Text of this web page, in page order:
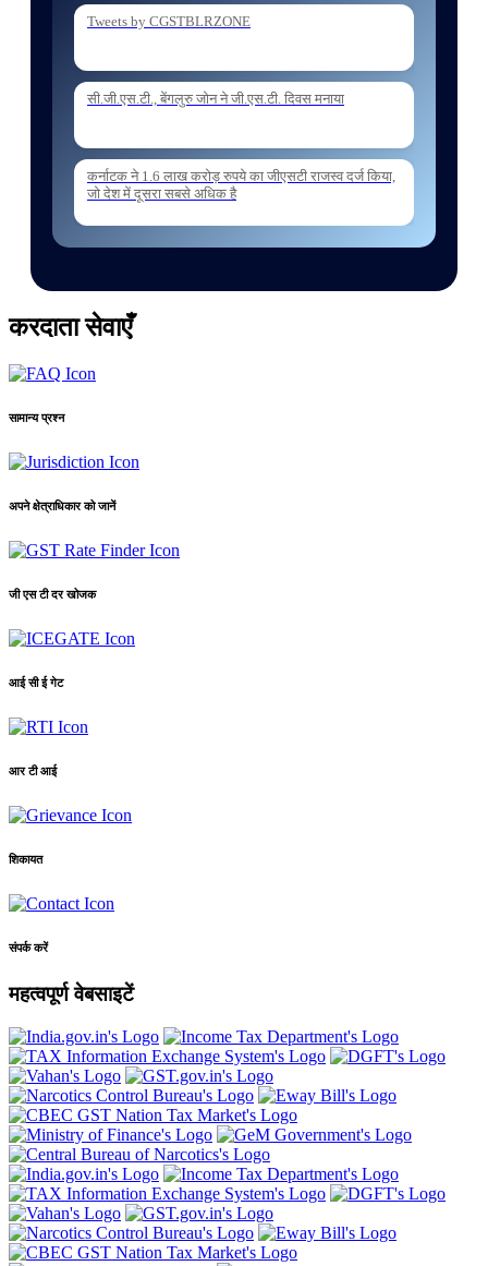
Tax Zone on loan basis to formations out
Posting of Superintendent of Bengaluru Central
zone Reg
Annexure II PROFORMA
Tweets by CGSTBLRZONE
सी.जी.एस.टी., बेंगलुरु जोन ने जी.एस.टी. दिवस मनाया
कर्नाटक ने 1.6 लाख करोड़ रुपये का जीएसटी राजस्व दर्ज किया,
जो देश में दूसरा सबसे अधिक है
करदाता सेवाएँ
सामान्य प्रश्न
अपने क्षेत्राधिकार को जानें
जी एस टी दर खोजक
आई सी ई गेट
आर टी आई
शिकायत
संपर्क करें
महत्वपूर्ण वेबसाइटें